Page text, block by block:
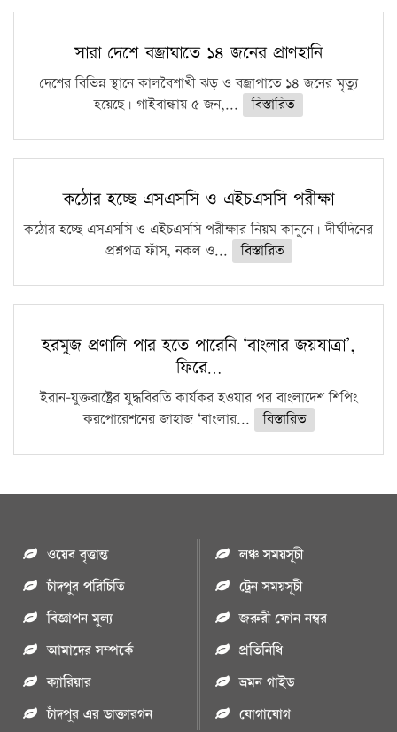
সারা দেশে বজ্রাঘাতে ১৪ জনের প্রাণহানি
দেশের বিভিন্ন স্থানে কালবৈশাখী ঝড় ও বজ্রাপাতে ১৪ জনের মৃত্যু
হয়েছে। গাইবান্ধায় ৫ জন,...
বিস্তারিত
কঠোর হচ্ছে এসএসসি ও এইচএসসি পরীক্ষা
কঠোর হচ্ছে এসএসসি ও এইচএসসি পরীক্ষার নিয়ম কানুনে। দীর্ঘদিনের
প্রশ্নপত্র ফাঁস, নকল ও...
বিস্তারিত
হরমুজ প্রণালি পার হতে পারেনি ‘বাংলার জয়যাত্রা’,
ফিরে…
ইরান-যুক্তরাষ্ট্রের যুদ্ধবিরতি কার্যকর হওয়ার পর বাংলাদেশ শিপিং
করপোরেশনের জাহাজ ‘বাংলার...
বিস্তারিত
ওয়েব বৃত্তান্ত
চাঁদপুর পরিচিতি
বিজ্ঞাপন মুল্য
আমাদের সম্পর্কে
ক্যারিয়ার
চাঁদপুর এর ডাক্তারগন
লঞ্চ সময়সূচী
ট্রেন সময়সূচী
জরুরী ফোন নম্বর
প্রতিনিধি
ভ্রমন গাইড
যোগাযোগ